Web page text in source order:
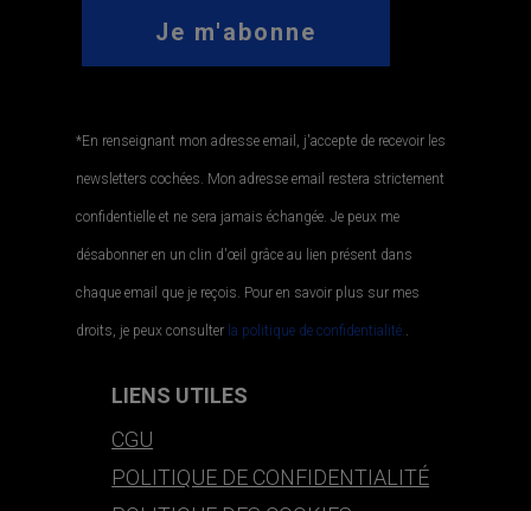
*En renseignant mon adresse email, j'accepte de recevoir les
newsletters cochées. Mon adresse email restera strictement
confidentielle et ne sera jamais échangée. Je peux me
désabonner en un clin d'œil grâce au lien présent dans
chaque email que je reçois. Pour en savoir plus sur mes
droits, je peux consulter la politique de confidentialité.
LIENS UTILES
CGU
POLITIQUE DE CONFIDENTIALITÉ